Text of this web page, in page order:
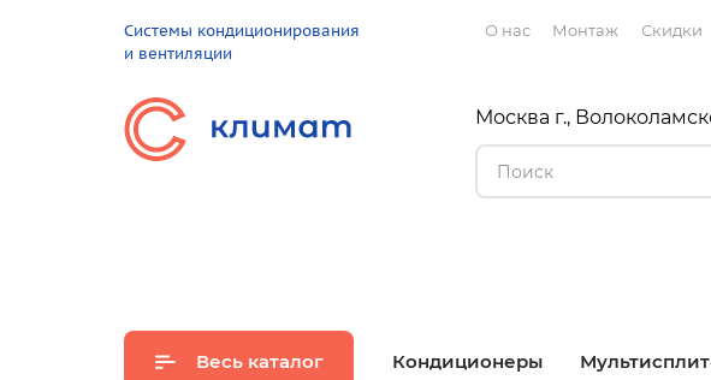
Системы кондиционирования
и вентиляции
О нас Монтаж Скидки
Москва г.,
Весь каталог Кондиционеры